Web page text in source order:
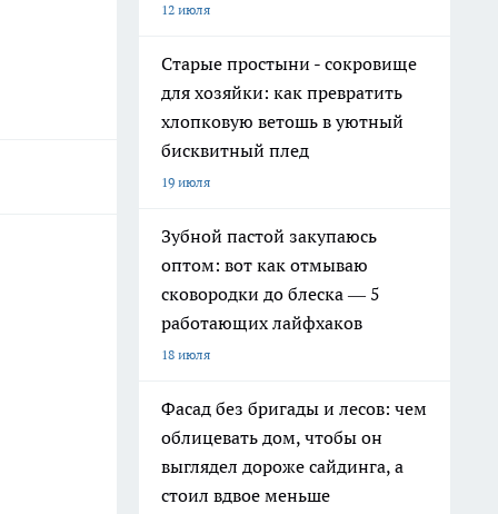
12 июля
Старые простыни - сокровище
для хозяйки: как превратить
хлопковую ветошь в уютный
бисквитный плед
19 июля
Зубной пастой закупаюсь
оптом: вот как отмываю
сковородки до блеска — 5
работающих лайфхаков
18 июля
Фасад без бригады и лесов: чем
облицевать дом, чтобы он
выглядел дороже сайдинга, а
стоил вдвое меньше